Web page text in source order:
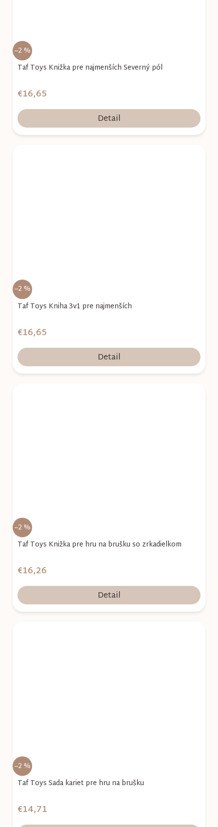
–2 %
Taf Toys Knižka pre najmenších Severný pól
€16,65
Detail
–2 %
Taf Toys Kniha 3v1 pre najmenších
€16,65
Detail
–2 %
Taf Toys Knižka pre hru na brušku so zrkadielkom
€16,26
Detail
–2 %
Taf Toys Sada kariet pre hru na brušku
€14,71